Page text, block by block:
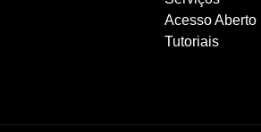
Acesso Aberto
Tutoriais